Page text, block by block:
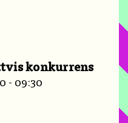
konkurrens
- 09:30